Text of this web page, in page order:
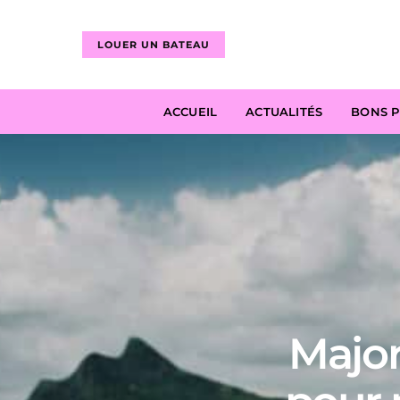
LOUER UN BATEAU
ACCUEIL ACTUALITÉS BONS